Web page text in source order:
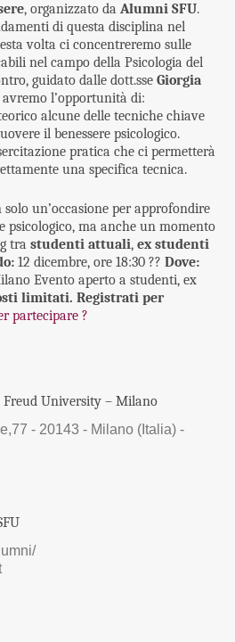
, organizzato da Alumni SFU.
di questa disciplina nel
volta ci concentreremo sulle
nel campo della Psicologia del
guidato dalle dott.sse Giorgia
avremo l’opportunità di:
alcune delle tecniche chiave
il benessere psicologico.
pratica che ci permetterà
una specifica tecnica.
solo un’occasione per approfondire
psicologico, ma anche un momento
tra studenti attuali, ex studenti
12 dicembre, ore 18:30 ?? Dove:
Evento aperto a studenti, ex
limitati. Registrati per
partecipare ?
Freud University – Milano
- 20143 - Milano (Italia) -